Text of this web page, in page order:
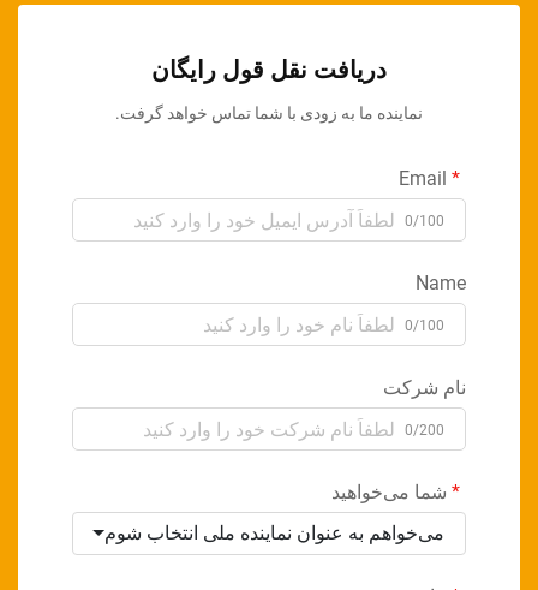
دریافت نقل قول رایگان
نماینده ما به زودی با شما تماس خواهد گرفت.
0/100
Name
0/100
نام شرکت
0/200
شما می‌خواهید
می‌خواهم به عنوان نماینده ملی انتخاب شوم